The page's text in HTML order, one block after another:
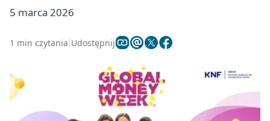
5 marca 2026
1 min czytania Udostępnij